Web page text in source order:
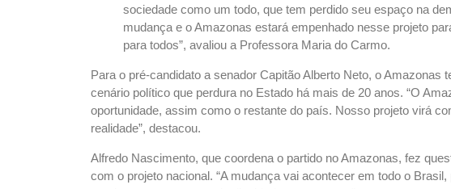
sociedade como um todo, que tem perdido seu espaço na
mudança e o Amazonas estará empenhado nesse projeto
para todos”, avaliou a Professora Maria do Carmo.
Para o pré-candidato a senador Capitão Alberto Neto, o Amazonas
cenário político que perdura no Estado há mais de 20 anos. “O
oportunidade, assim como o restante do país. Nosso projeto virá
realidade”, destacou.
Alfredo Nascimento, que coordena o partido no Amazonas, fez
com o projeto nacional. “A mudança vai acontecer em todo o